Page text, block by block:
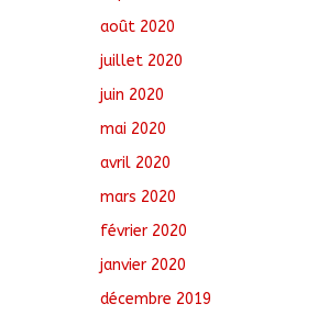
août 2020
juillet 2020
juin 2020
mai 2020
avril 2020
mars 2020
février 2020
janvier 2020
décembre 2019